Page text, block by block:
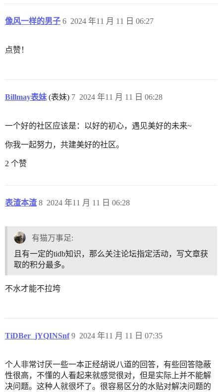
像风一样的男子 2024 年11 月 11 日 06:27
6
点赞！
Billmay表妹 (表妹) 2024 年11 月 11 日 06:28
7
一个好的社区应该是：以好的初心，遇见美好的未来~
你我一起努力，共建美好的社区。
2 个赞
表渣本渣 2024 年11 月 11 日 06:28
8
有猫万事足:
且有一定的tidb知识，那么关注论坛指定活动，写文章获
取的积分最多。
不水才能不拉垮
TiDBer_jYQINSnf 2024 年11 月 11 日 07:35
9
个人非常讨厌一些一本正经胡说八道的回答，有些回答隐蔽
性很高，不懂的人看起来就感觉很对，但是实际上并不能解
决问题。这种人就很坏了。很容易区分的水贴对解决问题的